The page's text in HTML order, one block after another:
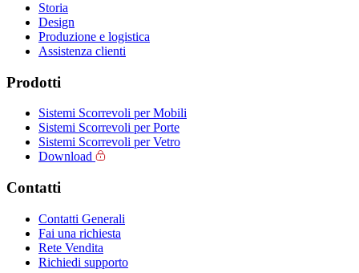
Storia
Design
Produzione e logistica
Assistenza clienti
Prodotti
Sistemi Scorrevoli per Mobili
Sistemi Scorrevoli per Porte
Sistemi Scorrevoli per Vetro
Download
Contatti
Contatti Generali
Fai una richiesta
Rete Vendita
Richiedi supporto